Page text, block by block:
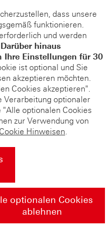
dass unsere
funktionieren.
und werden
Darüber hinaus
Einstellungen für 30
ist optional und Sie
akzeptieren möchten.
Cookies akzeptieren".
Verarbeitung optionaler
optionalen Cookies
zur Verwendung von
Cookie Hinweisen.
optionalen Cookies
ablehnen